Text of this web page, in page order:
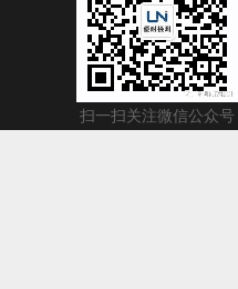
扫一扫关注微信公众号